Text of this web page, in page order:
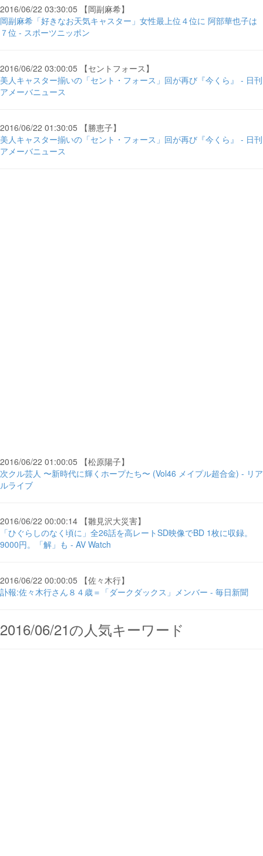
2016/06/22 03:30:05 【岡副麻希】
岡副麻希「好きなお天気キャスター」女性最上位４位に 阿部華也子は
７位 - スポーツニッポン
2016/06/22 03:00:05 【セントフォース】
美人キャスター揃いの「セント・フォース」回が再び『今くら』 - 日刊
アメーバニュース
2016/06/22 01:30:05 【勝恵子】
美人キャスター揃いの「セント・フォース」回が再び『今くら』 - 日刊
アメーバニュース
2016/06/22 01:00:05 【松原陽子】
次クル芸人 〜新時代に輝くホープたち〜 (Vol46 メイプル超合金) - リア
ルライブ
2016/06/22 00:00:14 【雛見沢大災害】
「ひぐらしのなく頃に」全26話を高レートSD映像でBD 1枚に収録。
9000円。「解」も - AV Watch
2016/06/22 00:00:05 【佐々木行】
訃報:佐々木行さん８４歳＝「ダークダックス」メンバー - 毎日新聞
2016/06/21の人気キーワード